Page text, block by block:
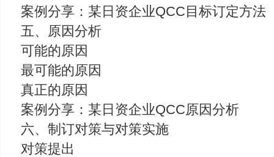
案例分享：某日资企业QCC目标订定方法
五、原因分析
可能的原因
最可能的原因
真正的原因
案例分享：某日资企业QCC原因分析
六、制订对策与对策实施
对策提出